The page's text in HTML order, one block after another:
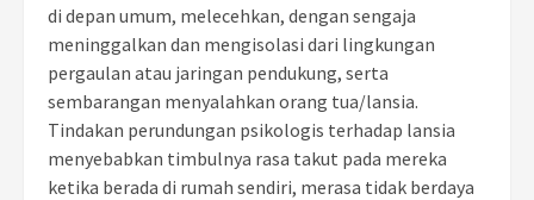
di depan umum, melecehkan, dengan sengaja
meninggalkan dan mengisolasi dari lingkungan
pergaulan atau jaringan pendukung, serta
sembarangan menyalahkan orang tua/lansia.
Tindakan perundungan psikologis terhadap lansia
menyebabkan timbulnya rasa takut pada mereka
ketika berada di rumah sendiri, merasa tidak berdaya